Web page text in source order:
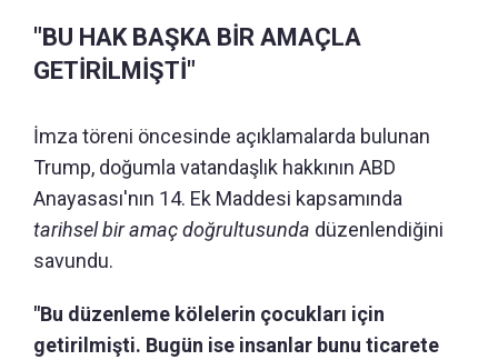
"BU HAK BAŞKA BİR AMAÇLA
GETİRİLMİŞTİ"
İmza töreni öncesinde açıklamalarda bulunan
Trump, doğumla vatandaşlık hakkının ABD
Anayasası'nın 14. Ek Maddesi kapsamında
tarihsel bir amaç doğrultusunda düzenlendiğini
savundu.
"Bu düzenleme kölelerin çocukları için
getirilmişti. Bugün ise insanlar bunu ticarete